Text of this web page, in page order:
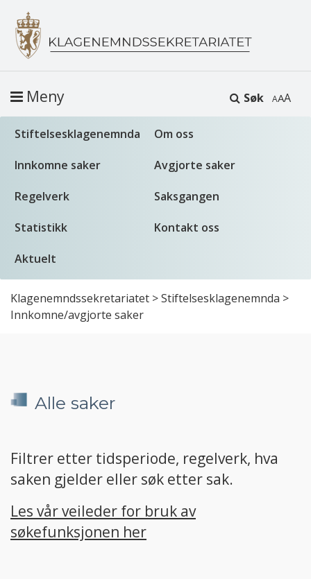
Søk A
Meny
Stiftelsesklagenemnda Om oss
Innkomne saker Avgjorte saker
Regelverk Saksgangen
Statistikk Kontakt oss
Aktuelt
Klagenemndssekretariatet >Stiftelsesklagenemnda >
Innkomne/avgjorte saker
Alle saker
Filtrer etter tidsperiode, regelverk, hva
saken gjelder eller søk etter sak.
Les vår veileder for bruk av
søkefunksjonen her